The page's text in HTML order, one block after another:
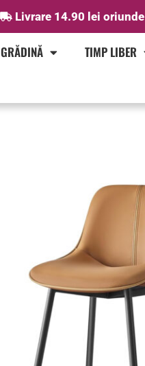
Livrare 14.90 lei
GRĂDINĂ TIMP LIBER